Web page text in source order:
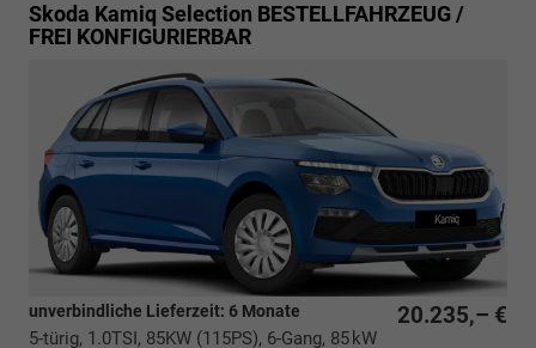
Skoda Kamiq Selection BESTELLFAHRZEUG /
FREI KONFIGURIERBAR
20.235,– €
unverbindliche Lieferzeit: 6 Monate
5-türig, 1.0TSI, 85KW (115PS), 6-Gang, 85 kW